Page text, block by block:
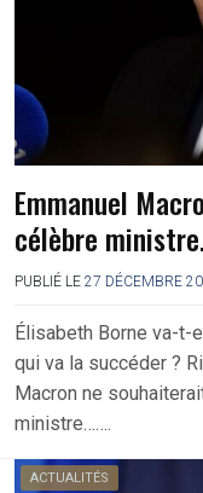
Emmanuel
célèbre
PUBLIÉ LE 27 DÉCEMBRE
Élisabeth Borne va-t-
qui va la succéder ?
Macron ne
ministre…….
ACTUALITÉS